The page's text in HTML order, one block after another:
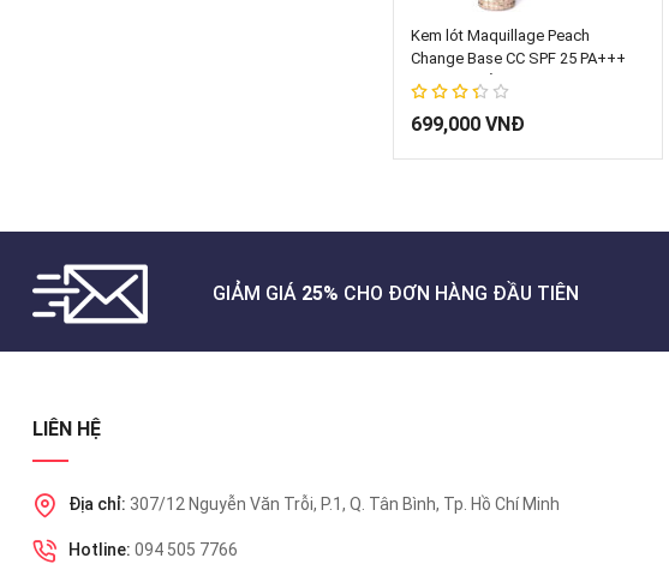
Kem lót Maquillage Peach
Change Base CC SPF 25 PA+++
30g Nhật Bản
67%
699,000 VNĐ
GIẢM GIÁ 25% CHO ĐƠN HÀNG ĐẦU TIÊN
LIÊN HỆ
Địa chỉ: 307/12 Nguyễn Văn Trỗi, P.1, Q. Tân Bình, Tp. Hồ Chí Minh
Hotline: 094 505 7766